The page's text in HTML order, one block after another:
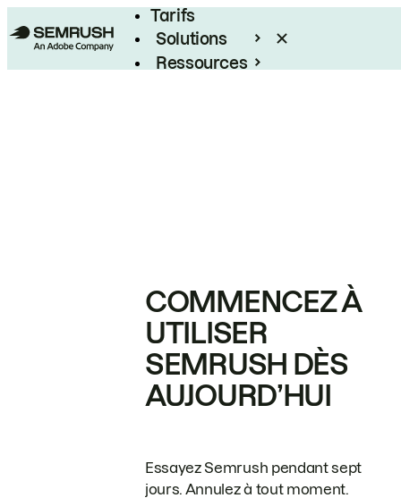
Tarifs
Solutions
Ressources
COMMENCEZ À
UTILISER
SEMRUSH DÈS
AUJOURD’HUI
Essayez Semrush pendant sept
jours. Annulez à tout moment.